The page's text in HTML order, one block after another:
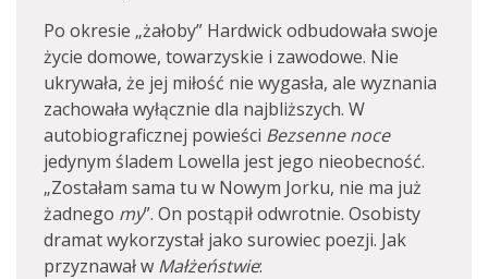
Po okresie „żałoby” Hardwick odbudowała swoje
życie domowe, towarzyskie i zawodowe. Nie
ukrywała, że jej miłość nie wygasła, ale wyznania
zachowała wyłącznie dla najbliższych. W
autobiograficznej powieści Bezsenne noce
jedynym śladem Lowella jest jego nieobecność.
„Zostałam sama tu w Nowym Jorku, nie ma już
żadnego my”. On postąpił odwrotnie. Osobisty
dramat wykorzystał jako surowiec poezji. Jak
przyznawał w Małżeństwie: